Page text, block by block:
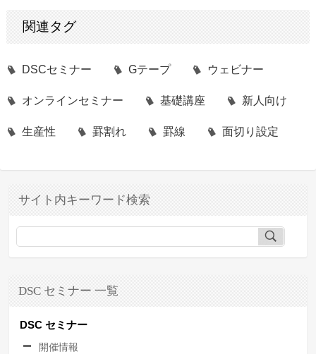
関連タグ
DSCセミナー Gテープ ウェビナー
オンラインセミナー 基礎講座 新人向け
生産性 罫割れ 罫線 面切り設定
サイト内キーワード検索
DSC セミナー 一覧
DSC セミナー
開催情報